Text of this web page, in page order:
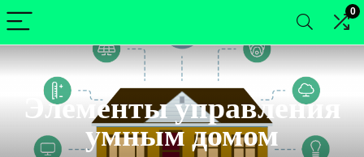
0
Элементы управления
умным домом